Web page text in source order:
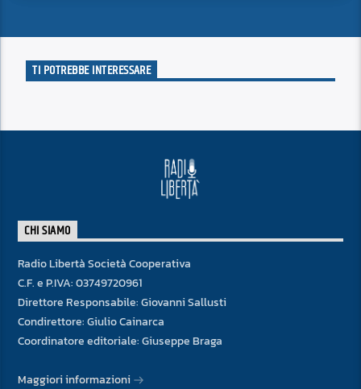
TI POTREBBE INTERESSARE
CHI SIAMO
Radio Libertà Società Cooperativa
C.F. e P.IVA: 03749720961
Direttore Responsabile: Giovanni Sallusti
Condirettore: Giulio Cainarca
Coordinatore editoriale: Giuseppe Braga
Maggiori informazioni